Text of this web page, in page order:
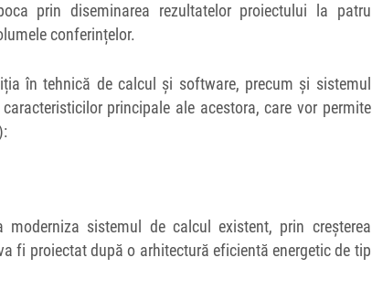
prin diseminarea rezultatelor proiectului la patru
conferințelor.
în tehnică de calcul și software, precum și sistemul
principale ale acestora, care vor permite
sistemul de calcul existent, prin creșterea
fi proiectat după o arhitectură eficientă energetic de tip